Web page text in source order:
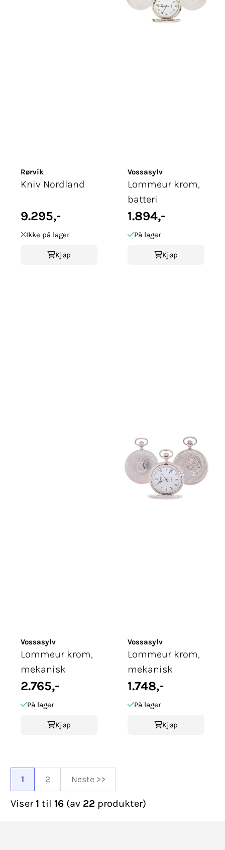
Rørvik
Kniv Nordland
9.295,-
Ikke på lager
Kjøp
Vossasylv
Lommeur krom,
batteri
1.894,-
På lager
Kjøp
Vossasylv
Lommeur krom,
mekanisk
2.765,-
På lager
Kjøp
Vossasylv
Lommeur krom,
mekanisk
1.748,-
På lager
Kjøp
1 2 Neste >>
Viser1 til 16(av 22 produkter)